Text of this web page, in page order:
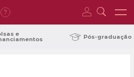
?
e Pós-graduação